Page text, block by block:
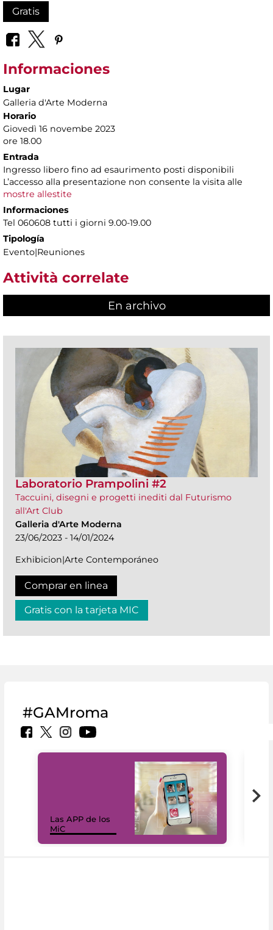
Gratis
Informaciones
Lugar
Galleria d'Arte Moderna
Horario
Giovedì 16 novembe 2023
ore 18.00
Entrada
Ingresso libero fino ad esaurimento posti disponibili
L’accesso alla presentazione non consente la visita alle
mostre allestite
Informaciones
Tel 060608 tutti i giorni 9.00-19.00
Tipología
Evento|Reuniones
Attività correlate
En archivo
Laboratorio Prampolini #2
Taccuini, disegni e progetti inediti dal Futurismo
all'Art Club
Galleria d'Arte Moderna
23/06/2023 - 14/01/2024
Exhibicion|Arte Contemporáneo
Comprar en linea
Gratis con la tarjeta MIC
#GAMroma
Las APP de los
MiC